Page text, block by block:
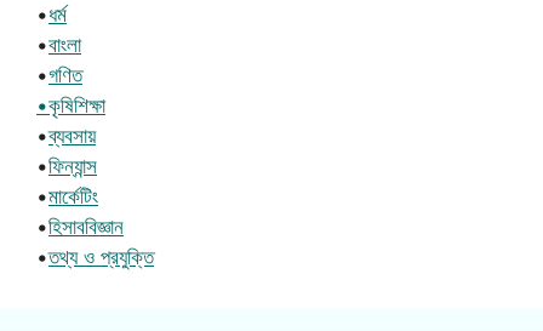
•ধর্ম
•বাংলা
•গণিত
•কৃষিশিক্ষা
•ব্যবসায়
•ফিন্যান্স
•মার্কেটিং
•হিসাববিজ্ঞান
•তথ্য ও প্রযুক্তি